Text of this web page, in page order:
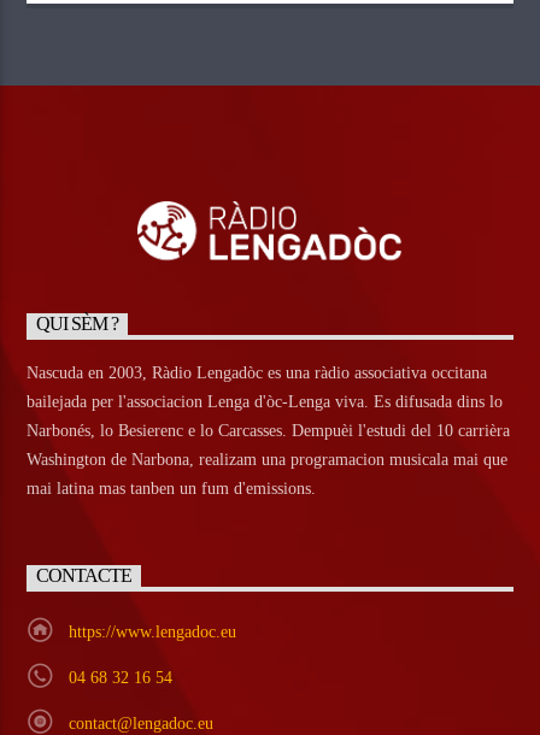
QUI SÈM ?
Nascuda en 2003, Ràdio Lengadòc es una ràdio associativa occitana
bailejada per l'associacion Lenga d'òc-Lenga viva. Es difusada dins lo
Narbonés, lo Besierenc e lo Carcasses. Dempuèi l'estudi del 10 carrièra
Washington de Narbona, realizam una programacion musicala mai que
mai latina mas tanben un fum d'emissions.
CONTACTE
https://www.lengadoc.eu
04 68 32 16 54
contact@lengadoc.eu